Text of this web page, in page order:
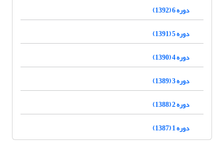
دوره 6 (1392)
دوره 5 (1391)
دوره 4 (1390)
دوره 3 (1389)
دوره 2 (1388)
دوره 1 (1387)